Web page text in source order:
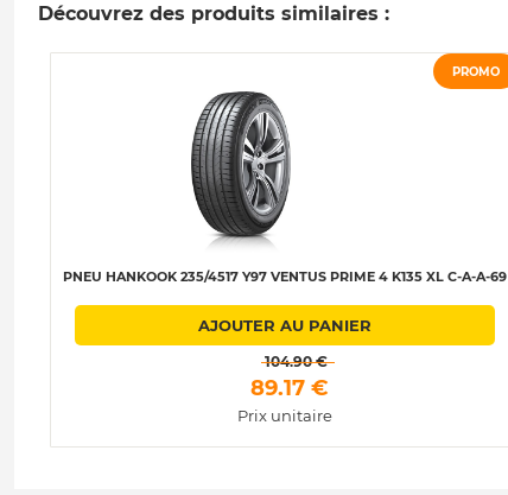
Découvrez des produits similaires :
PROMO
PNEU HANKOOK 235/4517 Y97 VENTUS PRIME 4 K135 XL C-A-A-69
AJOUTER AU PANIER
104.90 €
89.17 €
Prix unitaire